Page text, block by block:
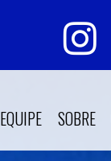
EQUIPE SOBRE